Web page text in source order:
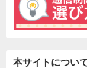
本サイトについ